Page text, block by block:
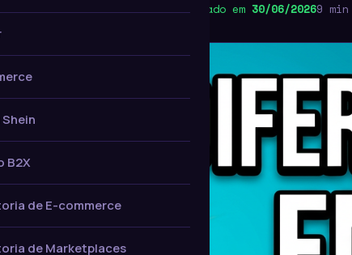
Shein
B2X
de E-commerce
de Marketplaces
Publicado em23/04/2026· Atualizado em 30/06/20269